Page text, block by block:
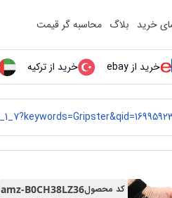
خرید بلاگ محاسبه گر قیمت
خرید از ebay خرید از ترکیه
کد محصولamz-B0CH38LZ36